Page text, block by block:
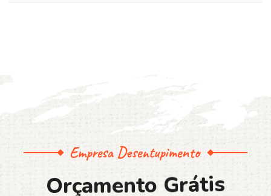
Empresa Desentupimento
Orçamento Grátis